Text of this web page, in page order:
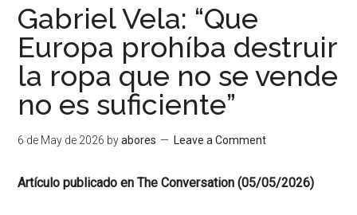
Gabriel Vela: “Que
Europa prohíba destruir
la ropa que no se vende
no es suficiente”
6 de May de 2026 byabores Leave a Comment
Artículo publicado en The Conversation (05/05/2026)